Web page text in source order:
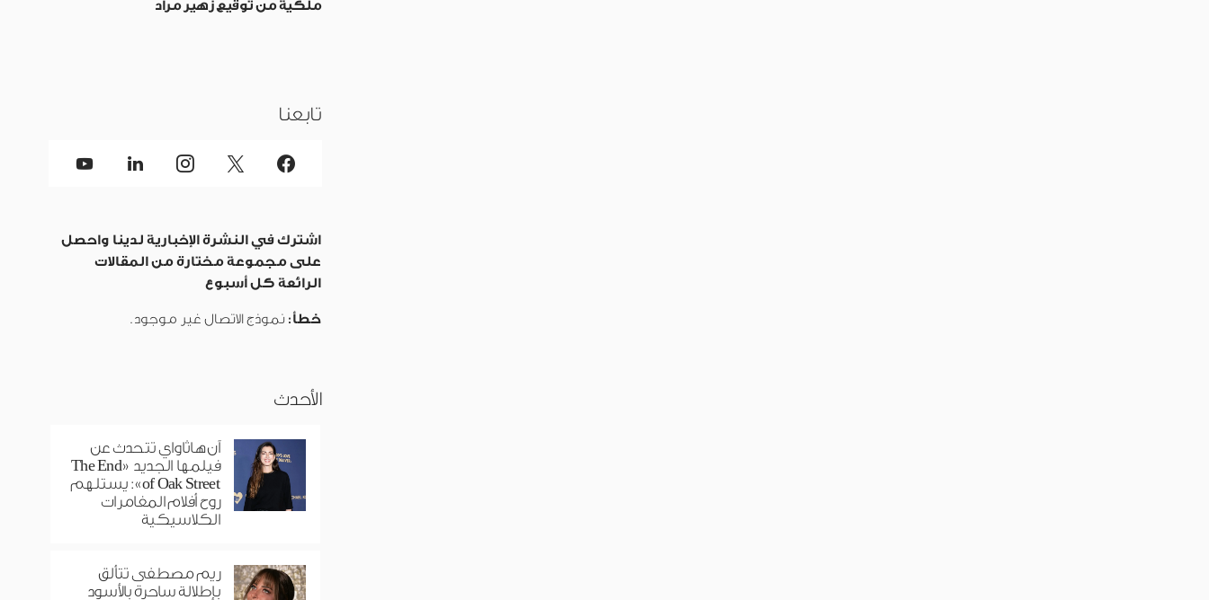
ملكية من توقيع زهير مراد
تابعنا
اشترك في النشرة الإخبارية لدينا واحصل
على مجموعة مختارة من المقالات
الرائعة كل أسبوع
خطأ: نموذج الاتصال غير موجود.
الأحدث
آن هاثاواي تتحدث عن
فيلمها الجديد «The End
of Oak Street»: يستلهم
روح أفلام المغامرات
الكلاسيكية
ريم مصطفى تتألق
بإطلالة ساحرة بالأسود